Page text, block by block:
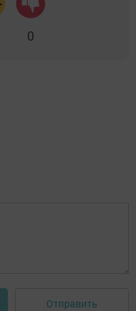
0
Отправить